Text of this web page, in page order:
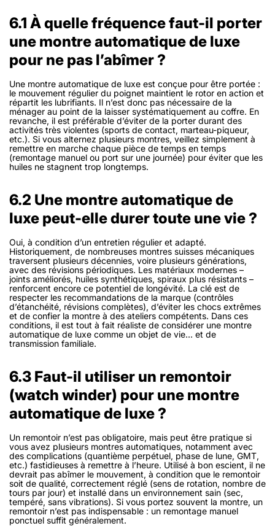
6.1 À quelle fréquence faut-il porter
une montre automatique de luxe
pour ne pas l’abîmer ?
Une montre automatique de luxe est conçue pour être portée :
le mouvement régulier du poignet maintient le rotor en action et
répartit les lubrifiants. Il n’est donc pas nécessaire de la
ménager au point de la laisser systématiquement au coffre. En
revanche, il est préférable d’éviter de la porter durant des
activités très violentes (sports de contact, marteau-piqueur,
etc.). Si vous alternez plusieurs montres, veillez simplement à
remettre en marche chaque pièce de temps en temps
(remontage manuel ou port sur une journée) pour éviter que les
huiles ne stagnent trop longtemps.
6.2 Une montre automatique de
luxe peut-elle durer toute une vie ?
Oui, à condition d’un entretien régulier et adapté.
Historiquement, de nombreuses montres suisses mécaniques
traversent plusieurs décennies, voire plusieurs générations,
avec des révisions périodiques. Les matériaux modernes –
joints améliorés, huiles synthétiques, spiraux plus résistants –
renforcent encore ce potentiel de longévité. La clé est de
respecter les recommandations de la marque (contrôles
d’étanchéité, révisions complètes), d’éviter les chocs extrêmes
et de confier la montre à des ateliers compétents. Dans ces
conditions, il est tout à fait réaliste de considérer une montre
automatique de luxe comme un objet de vie… et de
transmission familiale.
6.3 Faut-il utiliser un remontoir
(watch winder) pour une montre
automatique de luxe ?
Un remontoir n’est pas obligatoire, mais peut être pratique si
vous avez plusieurs montres automatiques, notamment avec
des complications (quantième perpétuel, phase de lune, GMT,
etc.) fastidieuses à remettre à l’heure. Utilisé à bon escient, il ne
devrait pas abîmer le mouvement, à condition que le remontoir
soit de qualité, correctement réglé (sens de rotation, nombre de
tours par jour) et installé dans un environnement sain (sec,
tempéré, sans vibrations). Si vous portez souvent la montre, un
remontoir n’est pas indispensable : un remontage manuel
ponctuel suffit généralement.